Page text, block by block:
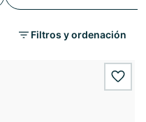
Filtros y ordenación